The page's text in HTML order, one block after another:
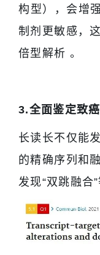
构型），会增
制剂更敏感，
倍型解析 。
3.全面鉴定致
长读长不仅能
的精确序列和
发现“双跳融合